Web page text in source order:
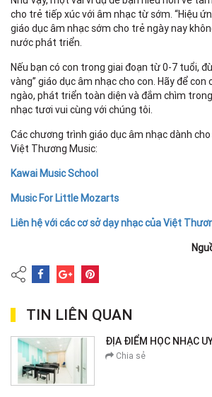
cho trẻ tiếp xúc với âm nhạc từ sớm. “Hiệu
giáo dục âm nhạc sớm cho trẻ ngày nay
nước phát triển.
Nếu bạn có con trong giai đoạn từ 0-7 tuổi,
vàng” giáo dục âm nhạc cho con. Hãy để
ngào, phát triển toàn diện và đắm chìm
nhạc tươi vui cùng với chúng tôi.
Các chương trình giáo dục âm nhạc dành
Việt Thương Music:
Kawai Music School
Music For Little Mozarts
Liên hệ với các cơ sở dạy nhạc của Việt
TIN LIÊN QUAN
ĐỊA ĐIỂM HỌC NHẠC
Chia sẻ